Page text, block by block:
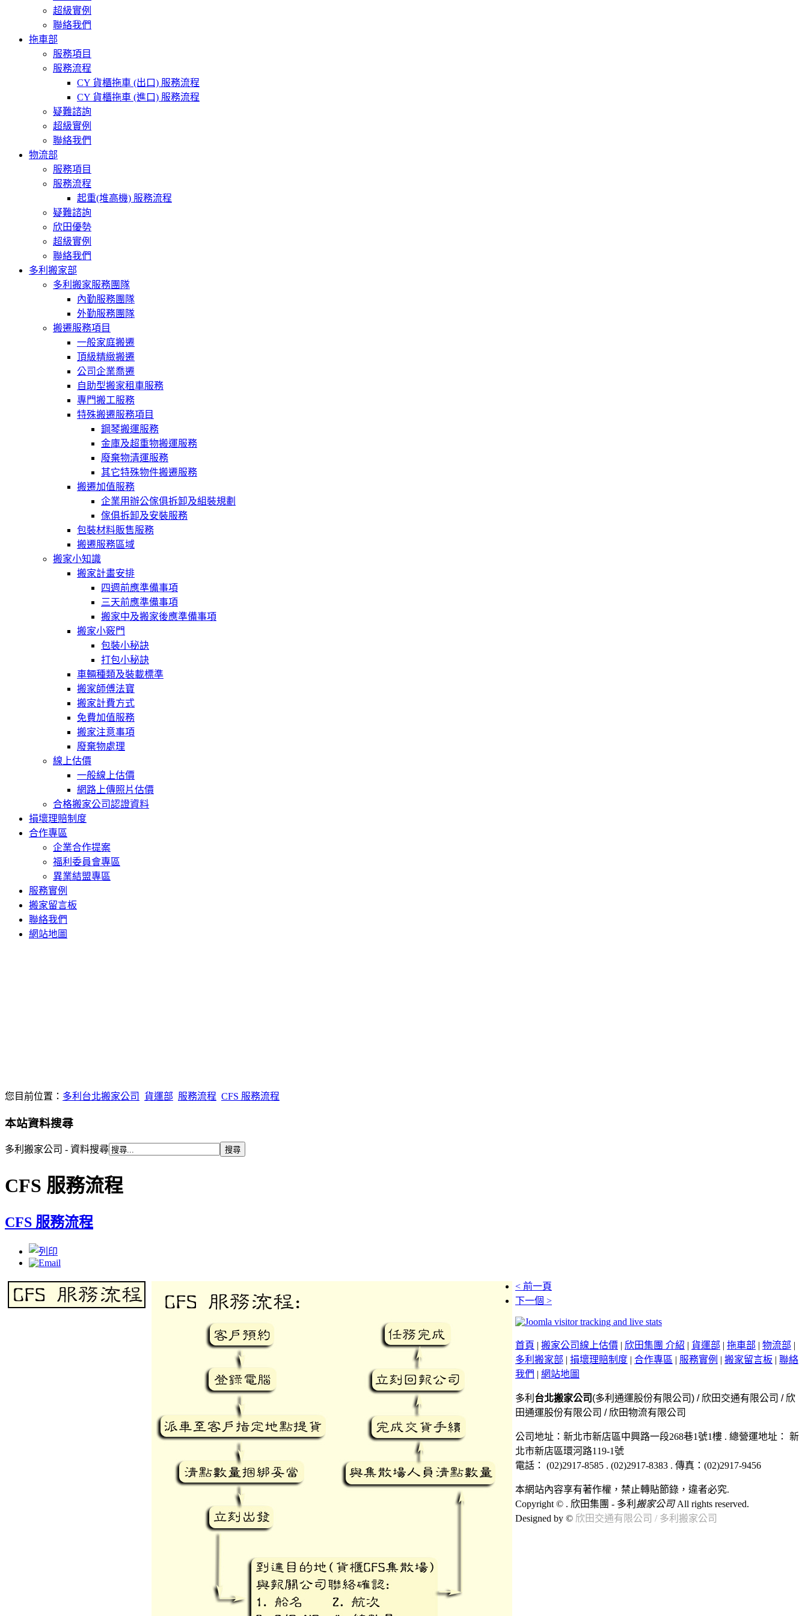
超級實例
聯絡我們
拖車部
服務項目
服務流程
CY 貨櫃拖車 (出口) 服務流程
CY 貨櫃拖車 (進口) 服務流程
疑難諮詢
超級實例
聯絡我們
物流部
服務項目
服務流程
起重(堆高機) 服務流程
疑難諮詢
欣田優勢
超級實例
聯絡我們
多利搬家部
多利搬家服務團隊
內勤服務團隊
外勤服務團隊
搬遷服務項目
一般家庭搬遷
頂級精緻搬遷
公司企業喬遷
自助型搬家租車服務
專門搬工服務
特殊搬遷服務項目
鋼琴搬運服務
金庫及超重物搬運服務
廢棄物清運服務
其它特殊物件搬遷服務
搬遷加值服務
企業用辦公傢俱拆卸及組裝規劃
傢俱拆卸及安裝服務
包裝材料販售服務
搬遷服務區域
搬家小知識
搬家計畫安排
四週前應準備事項
三天前應準備事項
搬家中及搬家後應準備事項
搬家小竅門
包裝小秘訣
打包小秘訣
車輛種類及裝載標準
搬家師傅法寶
搬家計費方式
免費加值服務
搬家注意事項
廢棄物處理
線上估價
一般線上估價
網路上傳照片估價
合格搬家公司認證資料
損壞理賠制度
合作專區
企業合作提案
福利委員會專區
異業結盟專區
服務實例
搬家留言板
聯絡我們
網站地圖
您目前位置： 多利台北搬家公司 貨運部 服務流程 CFS 服務流程
本站資料搜尋
多利搬家公司 - 資料搜尋
CFS 服務流程
CFS 服務流程
< 前一頁
下一個 >
首頁 | 搬家公司線上估價 | 欣田集團 介紹 | 貨運部 | 拖車部 | 物流部 |
多利搬家部 | 損壞理賠制度 | 合作專區 | 服務實例 | 搬家留言板 | 聯絡
我們 | 網站地圖
多利 台北搬家公司 (多利通運股份有限公司) / 欣田交通有限公司 / 欣
田通運股份有限公司 / 欣田物流有限公司
公司地址： 新北市新店區中興路一段268巷1號1樓 . 總營運地址： 新
北市新店區環河路119-1號
電話： (02)2917-8585 . (02)2917-8383 . 傳真： (02)2917-9456
本網站內容享有著作權，禁止轉貼節錄，違者必究.
Copyright © . 欣田集團 - 多利 搬家公司All rights reserved.
Designed by © 欣田交通有限公司 / 多利搬家公司